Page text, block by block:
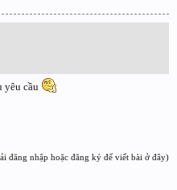
yêu cầu
đăng nhập hoặc đăng ký để viết bài ở đây)